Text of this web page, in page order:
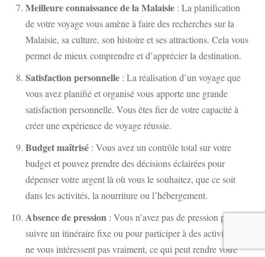
Meilleure connaissance de la Malaisie : La planification
de votre voyage vous amène à faire des recherches sur la
Malaisie, sa culture, son histoire et ses attractions. Cela vous
permet de mieux comprendre et d’apprécier la destination.
Satisfaction personnelle : La réalisation d’un voyage que
vous avez planifié et organisé vous apporte une grande
satisfaction personnelle. Vous êtes fier de votre capacité à
créer une expérience de voyage réussie.
Budget maîtrisé : Vous avez un contrôle total sur votre
budget et pouvez prendre des décisions éclairées pour
dépenser votre argent là où vous le souhaitez, que ce soit
dans les activités, la nourriture ou l’hébergement.
Absence de pression : Vous n’avez pas de pression pour
suivre un itinéraire fixe ou pour participer à des activités qui
ne vous intéressent pas vraiment, ce qui peut rendre votre